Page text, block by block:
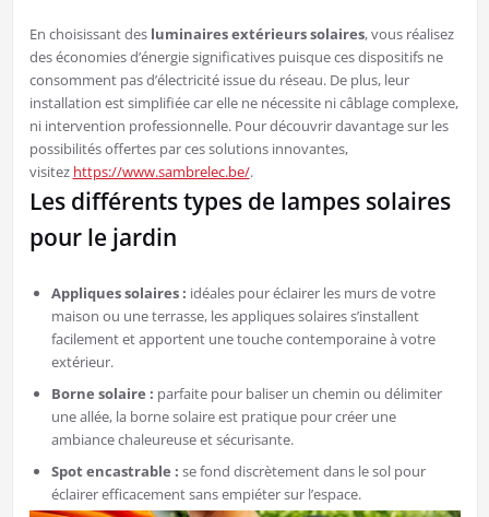
En choisissant des luminaires extérieurs solaires, vous réalisez
des économies d’énergie significatives puisque ces dispositifs ne
consomment pas d’électricité issue du réseau. De plus, leur
installation est simplifiée car elle ne nécessite ni câblage complexe,
ni intervention professionnelle. Pour découvrir davantage sur les
possibilités offertes par ces solutions innovantes,
visitez https://www.sambrelec.be/.
Les différents types de lampes solaires
pour le jardin
Appliques solaires : idéales pour éclairer les murs de votre
maison ou une terrasse, les appliques solaires s’installent
facilement et apportent une touche contemporaine à votre
extérieur.
Borne solaire : parfaite pour baliser un chemin ou délimiter
une allée, la borne solaire est pratique pour créer une
ambiance chaleureuse et sécurisante.
Spot encastrable : se fond discrètement dans le sol pour
éclairer efficacement sans empiéter sur l’espace.